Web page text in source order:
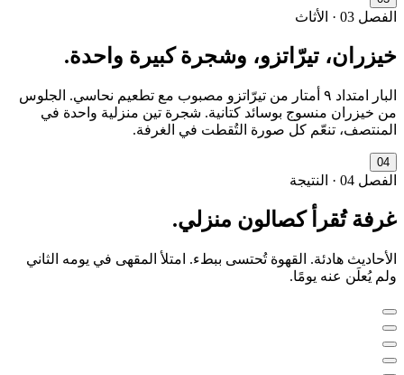
الفصل 03
· الأثاث
خيزران، تيرّاتزو، وشجرة كبيرة واحدة.
البار امتداد ٩ أمتار من تيرّاتزو مصبوب مع تطعيم نحاسي. الجلوس
من خيزران منسوج بوسائد كتانية. شجرة تين منزلية واحدة في
المنتصف، تنعّم كل صورة التُقطت في الغرفة.
04
الفصل 04
· النتيجة
غرفة تُقرأ كصالون منزلي.
الأحاديث هادئة. القهوة تُحتسى ببطء. امتلأ المقهى في يومه الثاني
ولم يُعلَن عنه يومًا.